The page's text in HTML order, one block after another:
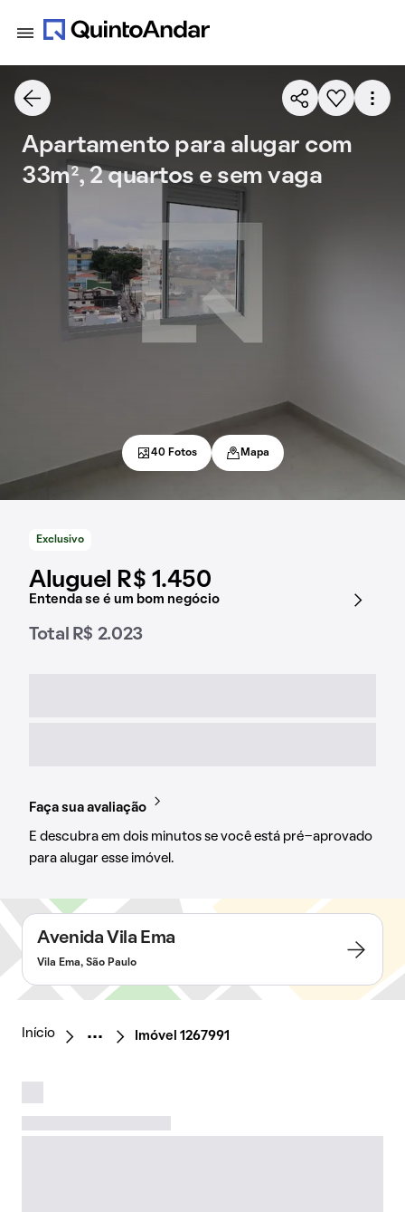
Exclusivo
Aluguel R$ 1.450
Entenda se é um bom negócio
Total R$ 2.023
Faça sua avaliação
E descubra em dois minutos se você está pré-aprovado
para alugar esse imóvel.
Apartamento para alugar com
33m², 2 quartos e sem vaga
40 Fotos Mapa
Avenida Vila Ema
Vila Ema, São Paulo
Início Imóvel 1267991